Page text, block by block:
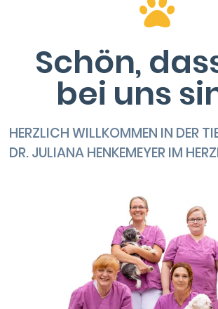
Schön,
bei uns
HERZLICH WILLKOMMEN IN DER
DR. JULIANA HENKEMEYER IM